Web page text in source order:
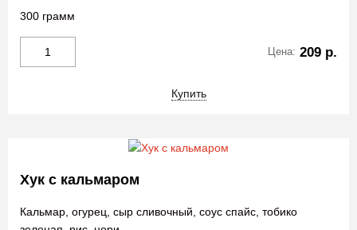
300 грамм
Цена: 209 р.
Купить
Хук с кальмаром
Кальмар, огурец, сыр сливочный, соус спайс, тобико